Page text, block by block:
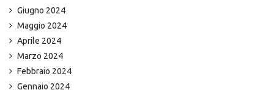
Giugno 2024
Maggio 2024
Aprile 2024
Marzo 2024
Febbraio 2024
Gennaio 2024